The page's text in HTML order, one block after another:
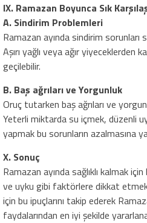
IX. Ramazan Boyunca Sık
A. Sindirim Problemleri
Ramazan ayında sindirim sorunları
Aşırı yağlı veya ağır yiyeceklerden
geçilebilir.
B. Baş ağrıları ve Yorgunluk
Oruç tutarken baş ağrıları ve
Yeterli miktarda su içmek, düzenli
yapmak bu sorunların azalmasına
X. Sonuç
Ramazan ayında sağlıklı kalmak
ve uyku gibi faktörlere dikkat etmek
için bu ipuçlarını takip ederek
faydalarından en iyi şekilde